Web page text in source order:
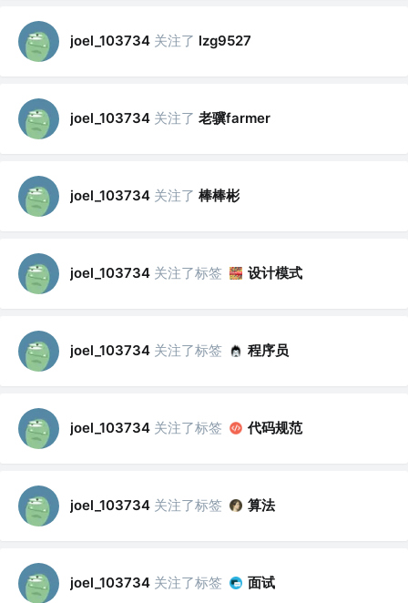
joel_103734 关注了 lzg9527
joel_103734 关注了 老骥farmer
joel_103734 关注了 棒棒彬
joel_103734 关注了标签 设计模式
joel_103734 关注了标签 程序员
joel_103734 关注了标签 代码规范
joel_103734 关注了标签 算法
joel_103734 关注了标签 面试